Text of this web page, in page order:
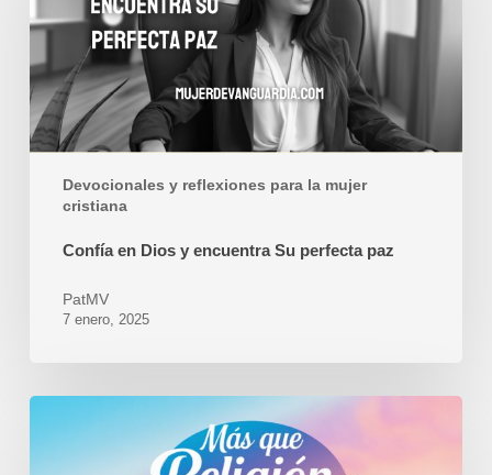
Devocionales y reflexiones para la mujer
cristiana
y
encuentra
Su
perfecta
paz
Confía en Dios y encuentra Su perfecta paz
PatMV
7 enero, 2025